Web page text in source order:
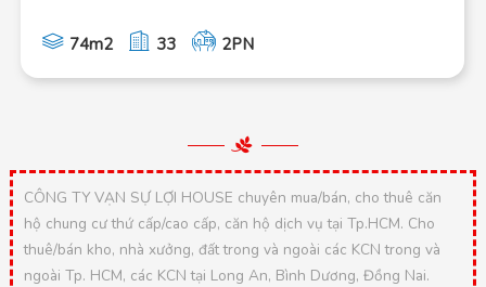
74m2 33 2PN
CÔNG TY VẠN SỰ LỢI HOUSE chuyên mua/bán, cho thuê căn
hộ chung cư thứ cấp/cao cấp, căn hộ dịch vụ tại Tp.HCM. Cho
thuê/bán kho, nhà xưởng, đất trong và ngoài các KCN trong và
ngoài Tp. HCM, các KCN tại Long An, Bình Dương, Đồng Nai.